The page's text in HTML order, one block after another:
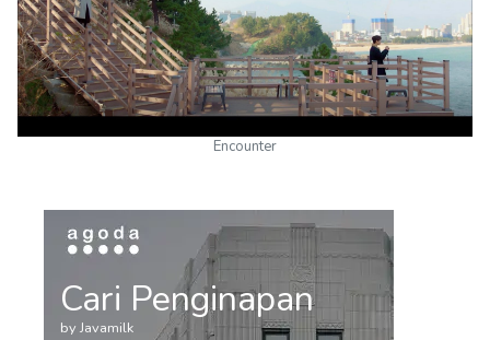
Encounter
Cari Penginapan
by Javamilk